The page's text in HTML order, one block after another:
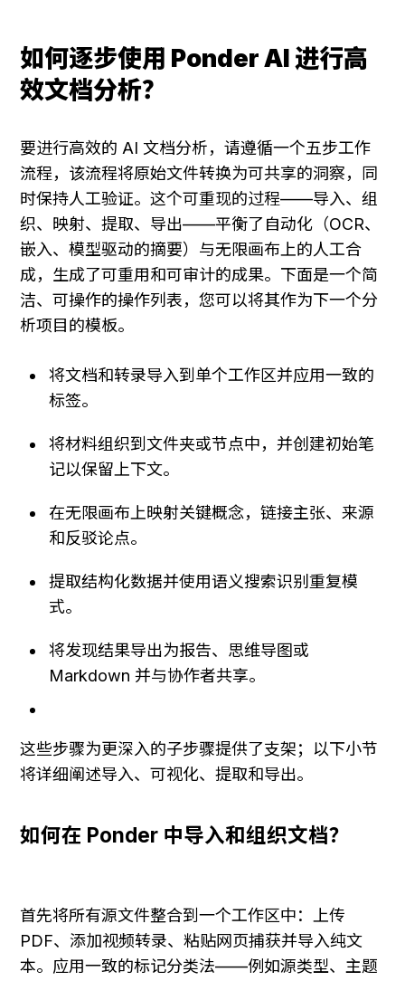
如何逐步使用 Ponder AI 进行高
效文档分析？
要进行高效的 AI 文档分析，请遵循一个五步工作
流程，该流程将原始文件转换为可共享的洞察，同
时保持人工验证。这个可重现的过程——导入、组
织、映射、提取、导出——平衡了自动化（OCR、
嵌入、模型驱动的摘要）与无限画布上的人工合
成，生成了可重用和可审计的成果。下面是一个简
洁、可操作的操作列表，您可以将其作为下一个分
析项目的模板。
将文档和转录导入到单个工作区并应用一致的
标签。
将材料组织到文件夹或节点中，并创建初始笔
记以保留上下文。
在无限画布上映射关键概念，链接主张、来源
和反驳论点。
提取结构化数据并使用语义搜索识别重复模
式。
将发现结果导出为报告、思维导图或
Markdown 并与协作者共享。
这些步骤为更深入的子步骤提供了支架；以下小节
将详细阐述导入、可视化、提取和导出。
如何在 Ponder 中导入和组织文档？
首先将所有源文件整合到一个工作区中：上传
PDF、添加视频转录、粘贴网页捕获并导入纯文
本。应用一致的标记分类法——例如源类型、主题